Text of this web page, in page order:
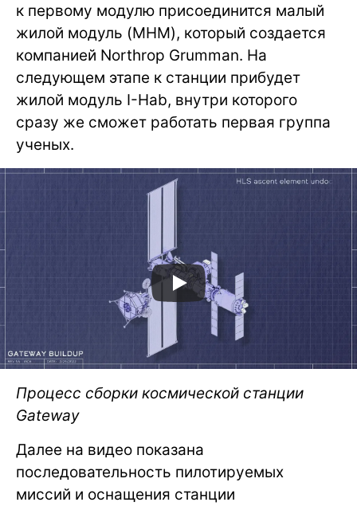
к первому модулю присоединится малый
жилой модуль (MHM), который создается
компанией Northrop Grumman. На
следующем этапе к станции прибудет
жилой модуль I-Hab, внутри которого
сразу же сможет работать первая группа
ученых.
Процесс сборки космической станции
Gateway
Далее на видео показана
последовательность пилотируемых
миссий и оснащения станции